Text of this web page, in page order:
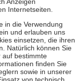
eigene Gesundheit zu
zu unterstützen,
18. Lebensjahr
die von der